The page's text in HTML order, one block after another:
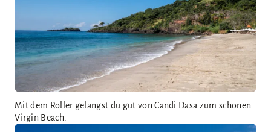
Mit dem Roller gelangst du gut von Candi Dasa zum schönen
Virgin Beach.